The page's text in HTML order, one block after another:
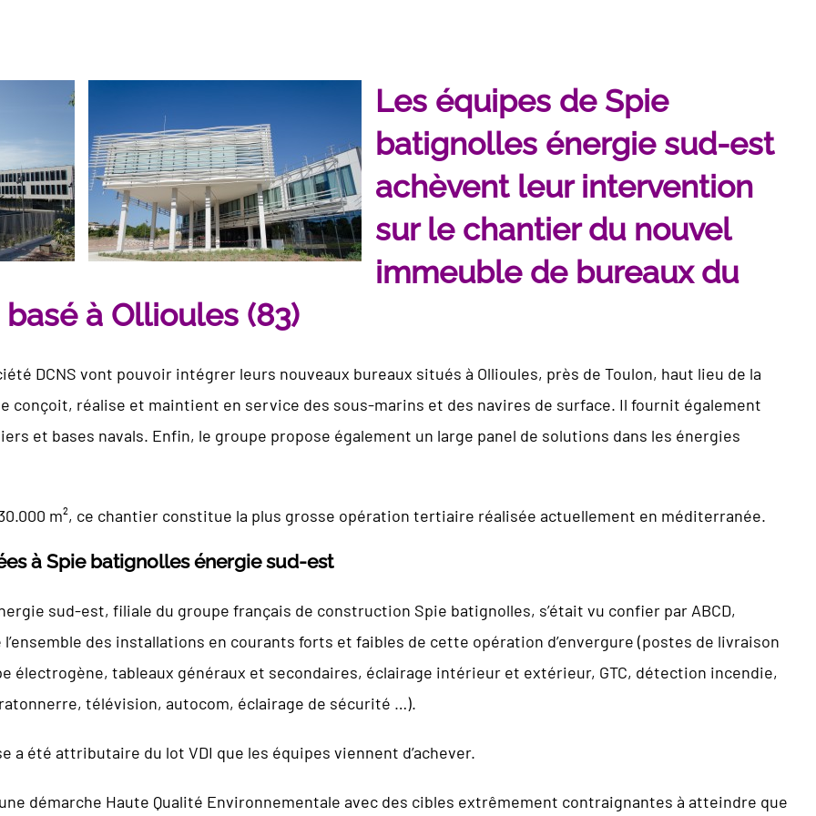
Les équipes de Spie
batignolles énergie sud-est
achèvent leur intervention
sur le chantier du nouvel
immeuble de bureaux du
à Ollioules (83)
DCNS vont pouvoir intégrer leurs nouveaux bureaux situés à Ollioules, près de Toulon, haut lieu de la
conçoit, réalise et maintient en service des sous-marins et des navires de surface. Il fournit également
et bases navals. Enfin, le groupe propose également un large panel de solutions dans les énergies
m², ce chantier constitue la plus grosse opération tertiaire réalisée actuellement en méditerranée.
à Spie batignolles énergie sud-est
sud-est, filiale du groupe français de construction Spie batignolles, s’était vu confier par ABCD,
des installations en courants forts et faibles de cette opération d’envergure (postes de livraison
électrogène, tableaux généraux et secondaires, éclairage intérieur et extérieur, GTC, détection incendie,
télévision, autocom, éclairage de sécurité …).
a été attributaire du lot VDI que les équipes viennent d’achever.
démarche Haute Qualité Environnementale avec des cibles extrêmement contraignantes à atteindre que